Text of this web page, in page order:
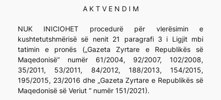
A K T V E N D I M
NUK INICIOHET procedurë për vlerësimin e
kushtetutshmërisë së nenit 21 paragrafi 3 i Ligjit mbi
tatimin e pronës („Gazeta Zyrtare e Republikës së
Maqedonisë” numër 61/2004, 92/2007, 102/2008,
35/2011, 53/2011, 84/2012, 188/2013, 154/2015,
195/2015, 23/2016 dhe „Gazeta Zyrtare e Republikës së
Maqedonisë së Veriut “ numër 151/2021).